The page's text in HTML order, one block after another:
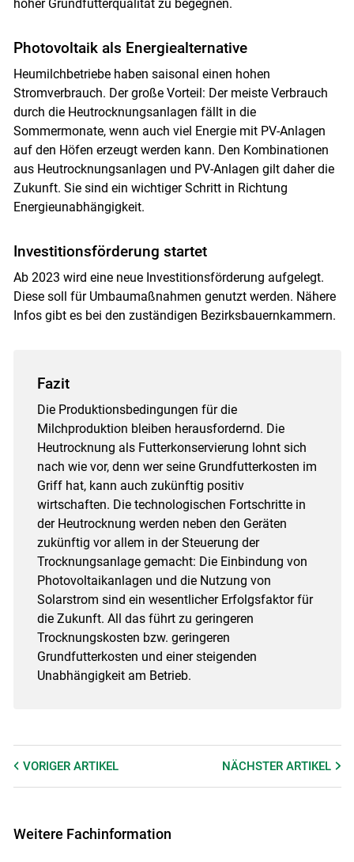
hoher Grundfutterqualität zu begegnen.
Photovoltaik als Energiealternative
Heumilchbetriebe haben saisonal einen hohen
Stromverbrauch. Der große Vorteil: Der meiste Verbrauch
durch die Heutrocknungsanlagen fällt in die
Sommermonate, wenn auch viel Energie mit PV-Anlagen
auf den Höfen erzeugt werden kann. Den Kombinationen
aus Heutrocknungsanlagen und PV-Anlagen gilt daher die
Zukunft. Sie sind ein wichtiger Schritt in Richtung
Energieunabhängigkeit.
Investitionsförderung startet
Ab 2023 wird eine neue Investitionsförderung aufgelegt.
Diese soll für Umbaumaßnahmen genutzt werden. Nähere
Infos gibt es bei den zuständigen Bezirksbauernkammern.
Fazit
Die Produktionsbedingungen für die
Milchproduktion bleiben herausfordernd. Die
Heutrocknung als Futterkonservierung lohnt sich
nach wie vor, denn wer seine Grundfutterkosten im
Griff hat, kann auch zukünftig positiv
wirtschaften. Die technologischen Fortschritte in
der Heutrocknung werden neben den Geräten
zukünftig vor allem in der Steuerung der
Trocknungsanlage gemacht: Die Einbindung von
Photovoltaikanlagen und die Nutzung von
Solarstrom sind ein wesentlicher Erfolgsfaktor für
die Zukunft. All das führt zu geringeren
Trocknungskosten bzw. geringeren
Grundfutterkosten und einer steigenden
Unabhängigkeit am Betrieb.
VORIGER ARTIKEL NÄCHSTERARTIKEL
Weitere Fachinformation